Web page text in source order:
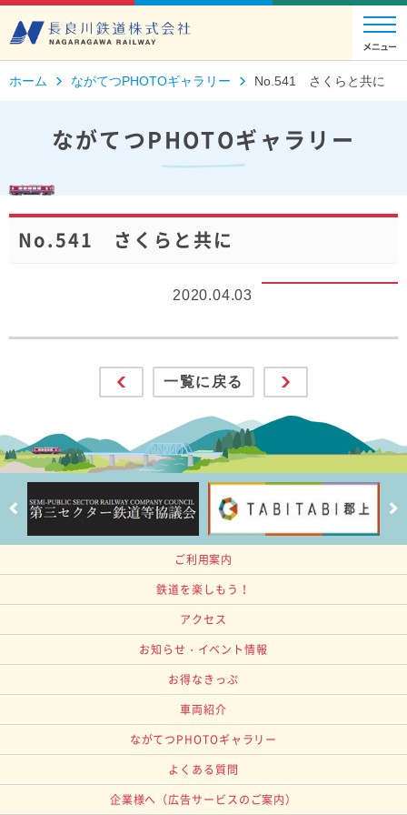
ホーム ながてつPHOTOギャラリー No.541 さくらと共に
ながてつPHOTOギャラリー
No.541 さくらと共に
2020.04.03
一覧に戻る
ご利用案内
鉄道を楽しもう！
アクセス
お知らせ・イベント情報
お得なきっぷ
車両紹介
ながてつPHOTOギャラリー
よくある質問
企業様へ （広告サービスのご案内）